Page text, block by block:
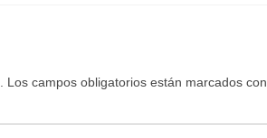
Los campos obligatorios están marcados con